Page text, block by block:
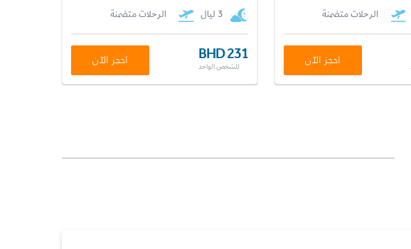
الرحلات متضمنة
احجز الآن
3 ليال
الرحلات متضمنة
BHD 231
للشخص الواحد احجز الآن